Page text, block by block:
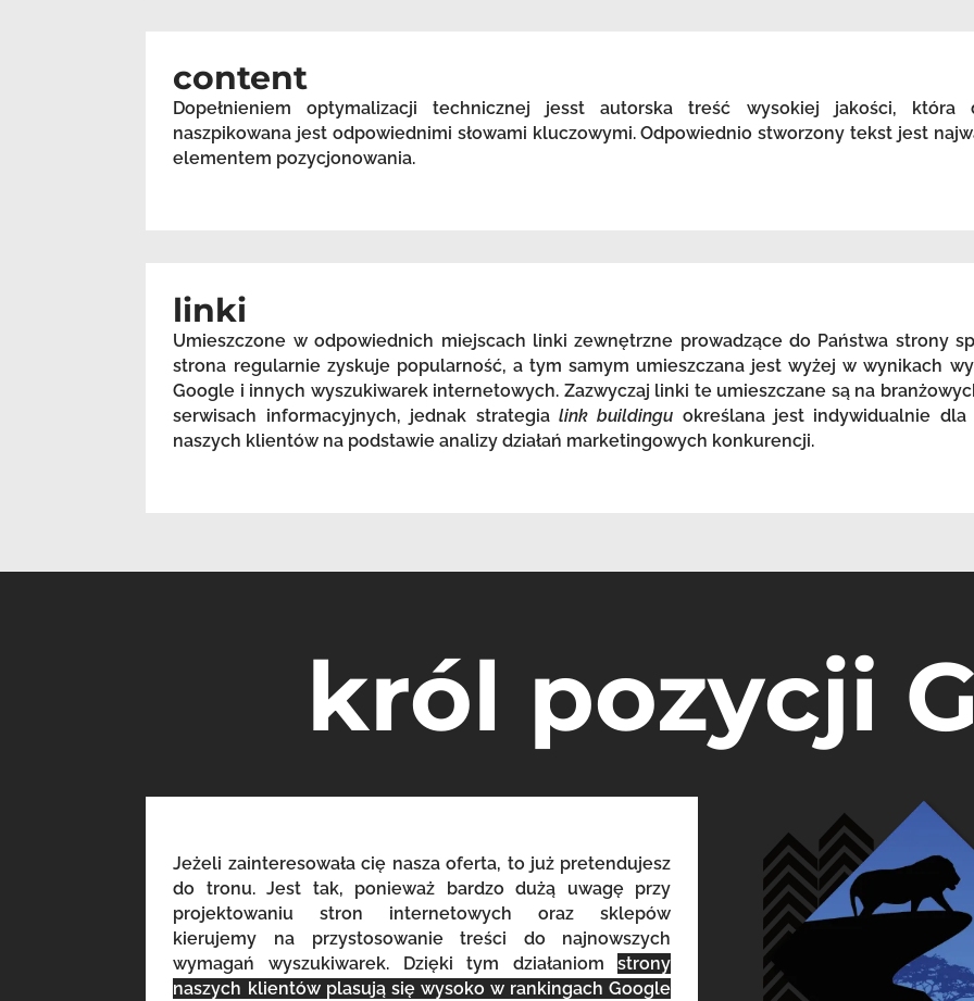
content
Dopełnieniem optymalizacji technicznej jesst autorska treść wysokiej jakości, która
naszpikowana jest odpowiednimi słowami kluczowymi. Odpowiednio stworzony tekst jest
elementem pozycjonowania.
linki
Umieszczone w odpowiednich miejscach linki zewnętrzne prowadzące do Państwa strony
strona regularnie zyskuje popularność, a tym samym umieszczana jest wyżej w wynikach
Google i innych wyszukiwarek internetowych. Zazwyczaj linki te umieszczane są na
serwisach informacyjnych, jednak strategia link buildingu określana jest indywidualnie dla
naszych klientów na podstawie analizy działań marketingowych konkurencji.
król pozycji
Jeżeli zainteresowała cię nasza oferta, to już pretendujesz
do tronu. Jest tak, ponieważ bardzo dużą uwagę przy
projektowaniu stron internetowych oraz sklepów
kierujemy na przystosowanie treści do najnowszych
wymagań wyszukiwarek. Dzięki tym działaniomstrony
naszych klientów plasują się wysoko w rankingach Google